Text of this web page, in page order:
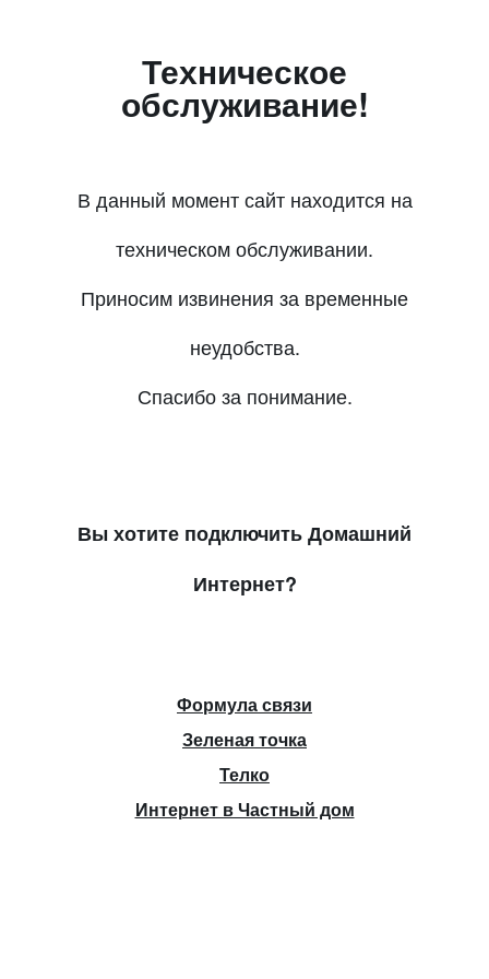
Техническое
обслуживание!
В данный момент сайт находится на
техническом обслуживании.
Приносим извинения за временные
неудобства.
Спасибо за понимание.
Вы хотите подключить Домашний
Интернет?
Формула связи
Зеленая точка
Телко
Интернет в Частный дом